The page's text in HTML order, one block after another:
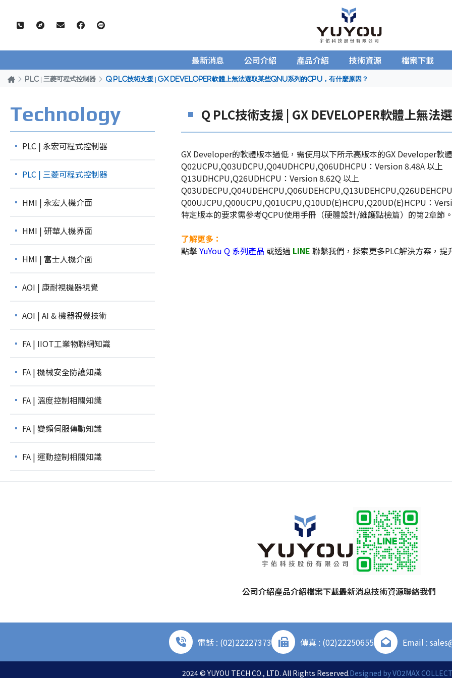
最新消息 公司介紹 產品介紹 技術資源 檔案下載
PLC | 三菱可程式控制器 Q PLC技術支援 | GX DEVELOPER軟體上無法選取某些QnU系列的CPU，有什麼原因？
Technology
PLC | 永宏可程式控制器
PLC | 三菱可程式控制器
HMI | 永宏人機介面
HMI | 研華人機界面
HMI | 富士人機介面
AOI | 康耐視機器視覺
AOI | AI & 機器視覺技術
FA | IIOT工業物聯網知識
FA | 機械安全防護知識
FA | 溫度控制相關知識
FA | 變頻伺服傳動知識
FA | 運動控制相關知識
Q PLC技術支援 | GX DEVELOPER軟體上無
GX Developer的軟體版本過低，需使用以下所示高版本的GX Developer軟
Q02UCPU,Q03UDCPU,Q04UDHCPU,Q06UDHCPU：Version 8.48A 以上
Q13UDHCPU,Q26UDHCPU：Version 8.62Q 以上
Q00UJCPU,Q00UCPU,Q01UCPU,Q10UD(E)HCPU,Q20UD(E)HCPU：
特定版本的要求需參考QCPU使用手冊（硬體設計/維護點檢篇）的第2章節。
了解更多：
點擊YuYou Q 系列產品 或透過 LINE 聯繫我們，探索更多PLC解決方案，提
公司介紹產品介紹檔案下載最新消息技術資源聯絡我們
電話 : (02)22227373 傳真 : (02)22250655 Email :
2024 © YUYOU TECH CO., LTD. All Rights Reserved.Designed byVO2MAX